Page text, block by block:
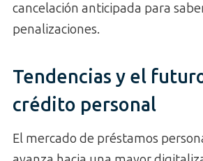
cancelación anticipada para
penalizaciones.
Tendencias y el
crédito personal
El mercado de préstamos